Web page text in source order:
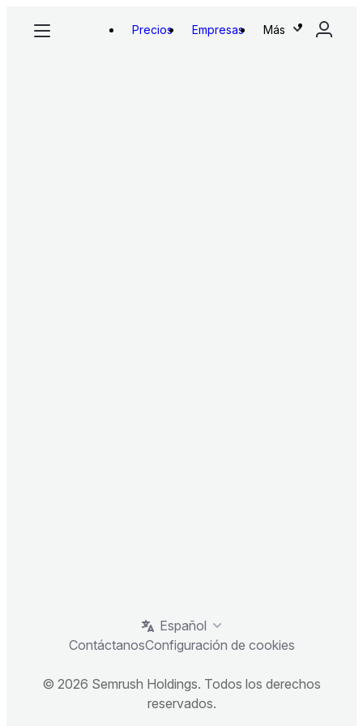
Precios Empresas Más
Español
ContáctanosConfiguración de cookies
© 2026 Semrush Holdings. Todos los derechos
reservados.